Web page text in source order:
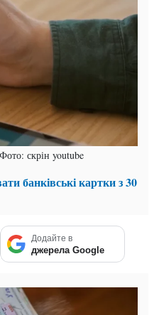
скрін youtube
банківські картки з 30
Додайте в
джерела Google